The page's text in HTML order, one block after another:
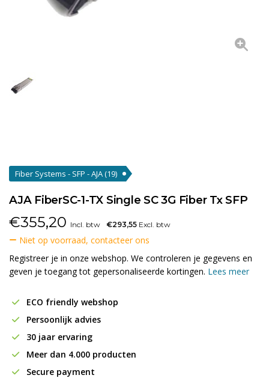
Fiber Systems - SFP - AJA(19)
AJA FiberSC-1-TX Single SC 3G Fiber Tx SFP
€355,20 Incl. btw €293,55 Excl. btw
Niet op voorraad, contacteer ons
Registreer je in onze webshop. We controleren je gegevens en
geven je toegang tot gepersonaliseerde kortingen. Lees meer
ECO friendly webshop
Persoonlijk advies
30 jaar ervaring
Meer dan 4.000 producten
Secure payment